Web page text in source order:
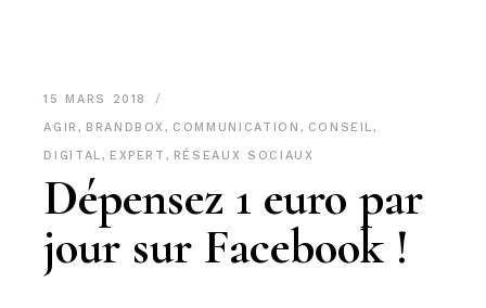
15 MARS 2018
AGIR , BRANDBOX, COMMUNICATION , CONSEIL,
DIGITAL, EXPERT , RÉSEAUX SOCIAUX
Dépensez 1 euro par
jour sur Facebook !